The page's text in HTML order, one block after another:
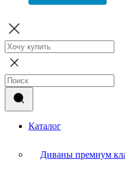
Каталог
Диваны премиум